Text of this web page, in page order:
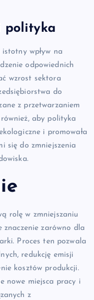
polityka
wpływ na
odpowiednich
wzrost sektora
do
z przetwarzaniem
aby polityka
i promowała
się do zmniejszenia
rolę w zmniejszaniu
zarówno dla
Proces ten pozwala
redukcję emisji
kosztów produkcji.
nowe miejsca pracy i
z